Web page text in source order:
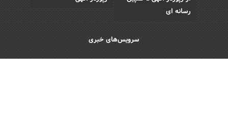
رسانه ای
سرویس‌های خبری